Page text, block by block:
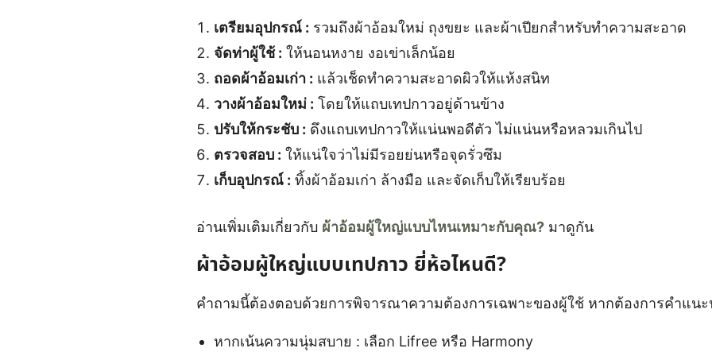
เตรียมอุปกรณ์ : รวมถึงผ้าอ้อมใหม่ ถุงขยะ และผ้าเปียกสำหรับทำความสะอาด
จัดท่าผู้ใช้ : ให้นอนหงาย งอเข่าเล็กน้อย
ถอดผ้าอ้อมเก่า : แล้วเช็ดทำความสะอาดผิวให้แห้งสนิท
วางผ้าอ้อมใหม่ : โดยให้แถบเทปกาวอยู่ด้านข้าง
ปรับให้กระชับ : ดึงแถบเทปกาวให้แน่นพอดีตัว ไม่แน่นหรือหลวมเกินไป
ตรวจสอบ : ให้แน่ใจว่าไม่มีรอยย่นหรือจุดรั่วซึม
เก็บอุปกรณ์ : ทิ้งผ้าอ้อมเก่า ล้างมือ และจัดเก็บให้เรียบร้อย
อ่านเพิ่มเติมเกี่ยวกับ ผ้าอ้อมผู้ใหญ่แบบไหนเหมาะกับคุณ? มาดูกัน
ผ้าอ้อมผู้ใหญ่แบบเทปกาว ยี่ห้อไหนดี?
คำถามนี้ต้องตอบด้วยการพิจารณาความต้องการเฉพาะของผู้ใช้ หากต้องการคำแน
หากเน้นความนุ่มสบาย : เลือก Lifree หรือ Harmony